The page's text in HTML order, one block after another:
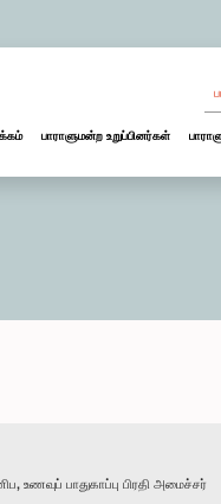
பாராளுமன்ற உறுப்பினர்கள்
உணவுப் பாதுகாப்பு பிரதி அமைச்சர்